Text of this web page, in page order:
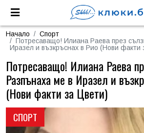
Начало
Спорт
Потресаващо! Илиана Раева през
Иразел и възкръснах в Рио (Нови факти
СПОРТ
Потресаващо! Илиана Раева
Разпънаха ме в Иразел и
(Нови факти за Цвети)